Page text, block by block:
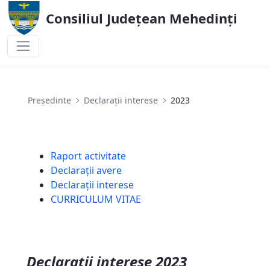
Consiliul Județean Mehedinți
Președinte Declarații interese 2023
Raport activitate
Declarații avere
Declarații interese
CURRICULUM VITAE
Declaratii interese 2023